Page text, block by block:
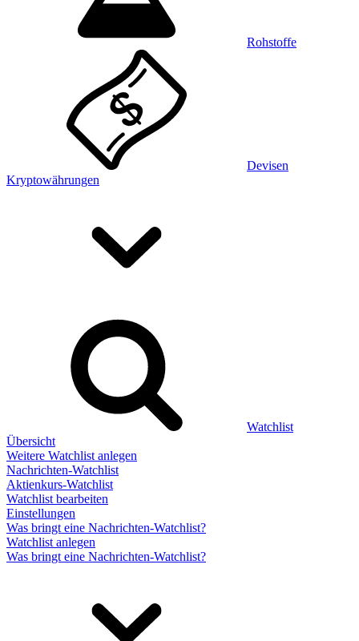
Rohstoffe
Devisen
Kryptowährungen
Watchlist
Übersicht
Weitere Watchlist anlegen
Nachrichten-Watchlist
Aktienkurs-Watchlist
Watchlist bearbeiten
Einstellungen
Was bringt eine Nachrichten-Watchlist?
Watchlist anlegen
Was bringt eine Nachrichten-Watchlist?